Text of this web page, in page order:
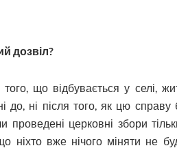
дозвіл?
що відбувається у селі,
до, ні після того, як цю
проведені церковні збори
ніхто вже нічого міняти не